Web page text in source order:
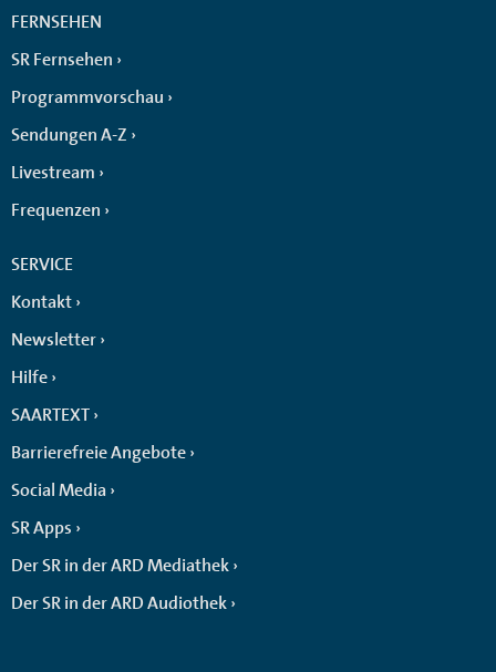
FERNSEHEN
SR Fernsehen
Programmvorschau
Sendungen A-Z
Livestream
Frequenzen
SERVICE
Kontakt
Newsletter
Hilfe
SAARTEXT
Barrierefreie Angebote
Social Media
SR Apps
Der SR in der ARD Mediathek
Der SR in der ARD Audiothek